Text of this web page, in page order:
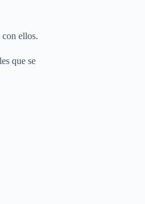
con ellos.
que se